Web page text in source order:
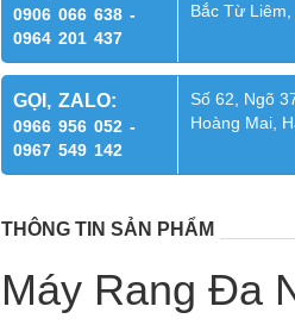
0906 066 638 -
0964 201 437
Bắc Từ
GỌI, ZALO:
0966 956 052 -
0967 549 142
Số 62, Ngõ
Hoàng Mai,
THÔNG TIN SẢN PHẨM
Máy Rang Đa